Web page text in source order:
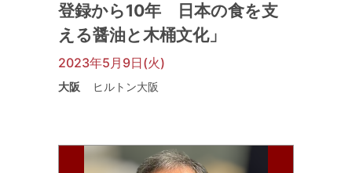
登録から10年 日本の食を支
える醤油と木桶文化」
2023年5月9日(火)
大阪 ヒルトン大阪